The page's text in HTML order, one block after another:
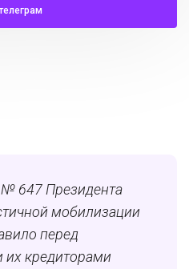
647 Президента
мобилизации
перед
кредиторами